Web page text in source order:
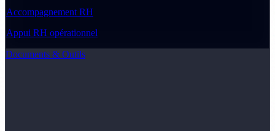
Accompagnement RH
Appui RH opérationnel
Documents & Outils